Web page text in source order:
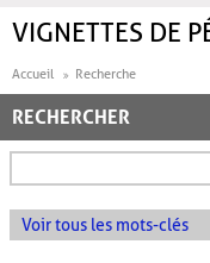
VIGNETTES DE
Accueil Recherche
RECHERCHER
Voir tous les mots-clés